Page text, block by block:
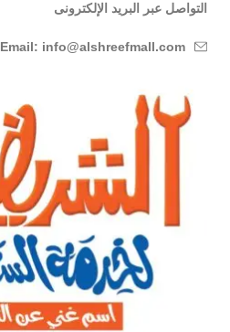
التواصل عبر البريد الإلكترونى
Email: info@alshreefmall.com